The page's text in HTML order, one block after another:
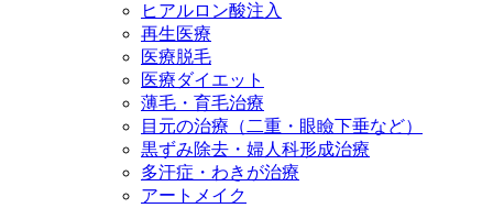
ヒアルロン酸注入
再生医療
医療脱毛
医療ダイエット
薄毛・育毛治療
目元の治療（二重・眼瞼下垂など）
黒ずみ除去・婦人科形成治療
多汗症・わきが治療
アートメイク